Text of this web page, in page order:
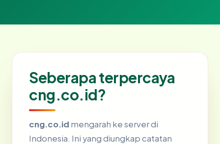
Seberapa terpercaya
cng.co.id?
cng.co.id mengarah ke server di
Indonesia. Ini yang diungkap catatan